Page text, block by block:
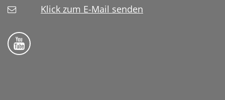
Klick zum E-Mail senden
Bistum Trier auf YouTube